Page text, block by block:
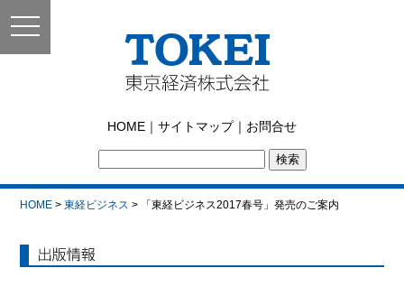
TOKEI
HOME ｜ サイトマップ｜ お問合せ
HOME >東経ビジネス > 「東経ビジネス2017春号」発売のご案内
toggle
navigation